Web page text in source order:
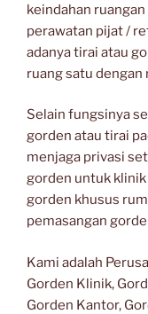
keindahan
perawatan pijat /
adanya tirai atau
ruang satu dengan
Selain fungsinya
gorden atau tirai
menjaga privasi
gorden untuk
gorden khusus
pemasangan
Kami adalah
Gorden Klinik,
Gorden Kantor,